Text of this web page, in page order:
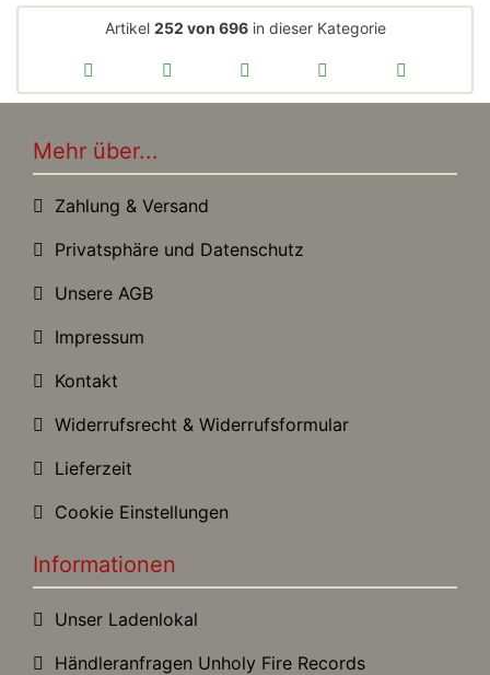
Artikel 252 von 696in dieser Kategorie
Mehr über...
Zahlung & Versand
Privatsphäre und Datenschutz
Unsere AGB
Impressum
Kontakt
Widerrufsrecht & Widerrufsformular
Lieferzeit
Cookie Einstellungen
Informationen
Unser Ladenlokal
Händleranfragen Unholy Fire Records